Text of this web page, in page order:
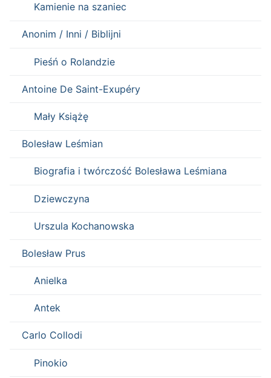
Kamienie na szaniec
Anonim / Inni / Biblijni
Pieśń o Rolandzie
Antoine De Saint-Exupéry
Mały Książę
Bolesław Leśmian
Biografia i twórczość Bolesława Leśmiana
Dziewczyna
Urszula Kochanowska
Bolesław Prus
Anielka
Antek
Carlo Collodi
Pinokio